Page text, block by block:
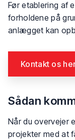
Før etablering af
forholdene på
anlægget kan
Kontakt os
Sådan
Når du overvejer
projekter med at